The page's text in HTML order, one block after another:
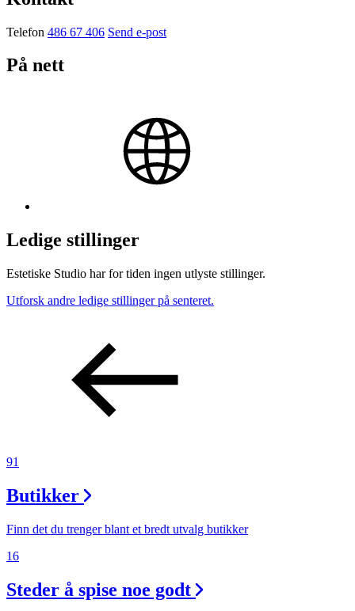
Telefon 486 67 406 Send e-post
På nett
Ledige stillinger
Estetiske Studio har for tiden ingen utlyste stillinger.
Utforsk andre ledige stillinger på senteret.
91
Butikker
Finn det du trenger blant et bredt utvalg butikker
16
Steder å spise noe godt